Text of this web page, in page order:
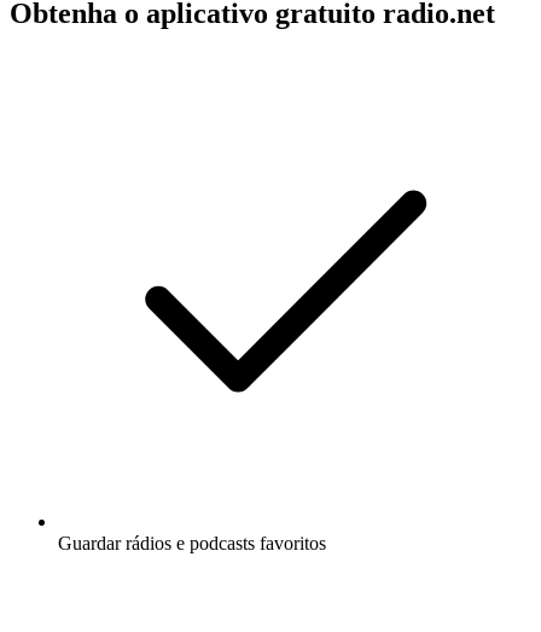
Obtenha o aplicativo gratuito radio.net
Guardar rádios e podcasts favoritos